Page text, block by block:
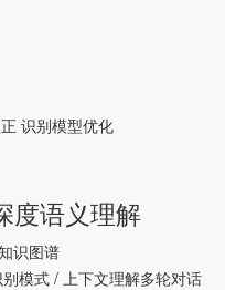
识别模型优化
度语义理解
识图谱
模式 / 上下文理解多轮对话